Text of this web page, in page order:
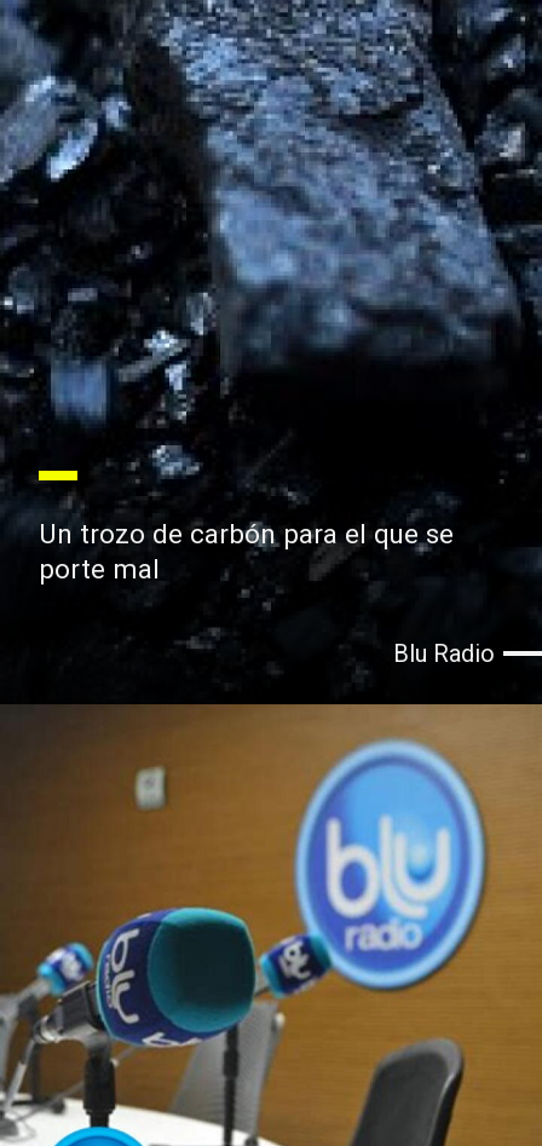
Un trozo de carbón para el que se
porte mal
Blu Radio